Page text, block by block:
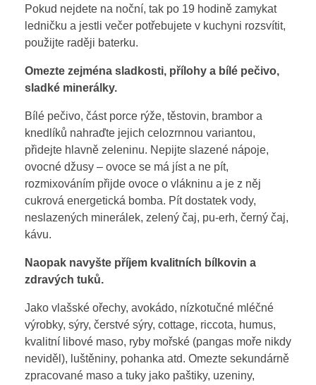
Pokud nejdete na noční, tak po 19 hodině zamykat
ledničku a jestli večer potřebujete v kuchyni rozsvítit,
použijte raději baterku.
Omezte zejména sladkosti, přílohy a bílé pečivo,
sladké minerálky.
Bílé pečivo, část porce rýže, těstovin, brambor a
knedlíků nahraďte jejich celozrnnou variantou,
přidejte hlavně zeleninu. Nepijte slazené nápoje,
ovocné džusy – ovoce se má jíst a ne pít,
rozmixováním přijde ovoce o vlákninu a je z něj
cukrová energetická bomba. Pít dostatek vody,
neslazených minerálek, zelený čaj, pu-erh, černý čaj,
kávu.
Naopak navyšte příjem kvalitních bílkovin a
zdravých tuků.
Jako vlašské ořechy, avokádo, nízkotučné mléčné
výrobky, sýry, čerstvé sýry, cottage, riccota, humus,
kvalitní libové maso, ryby mořské (pangas moře nikdy
neviděl), luštěniny, pohanka atd. Omezte sekundárně
zpracované maso a tuky jako paštiky, uzeniny,